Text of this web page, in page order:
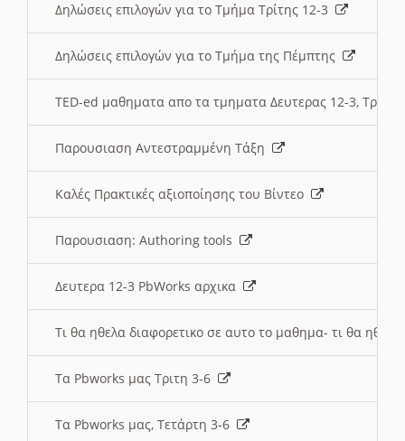
Δηλώσεις επιλογών για το Τμήμα Τρίτης 12-3
Δηλώσεις επιλογών για το Τμήμα της Πέμπτης
TED-ed μαθηματα απο τα τμηματα Δευτερας 12-3,
Παρουσιαση Αντεστραμμένη Τάξη
Καλές Πρακτικές αξιοποίησης του Βίντεο
Παρουσιαση: Authoring tools
Δευτερα 12-3 PbWorks αρχικα
Τι θα ηθελα διαφορετικο σε αυτο το μαθημα- τι θα
Τα Pbworks μας Τριτη 3-6
Τα Pbworks μας, Τετάρτη 3-6